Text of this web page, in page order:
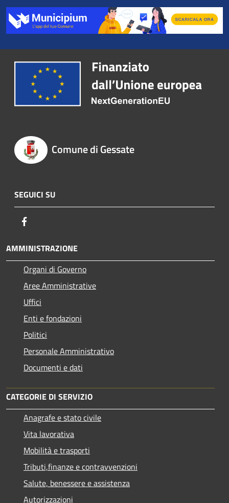
Comune di Gessate
SEGUICI SU
AMMINISTRAZIONE
Organi di Governo
Aree Amministrative
Uffici
Enti e fondazioni
Politici
Personale Amministrativo
Documenti e dati
CATEGORIE DI SERVIZIO
Anagrafe e stato civile
Vita lavorativa
Mobilità e trasporti
Tributi,finanze e contravvenzioni
Salute, benessere e assistenza
Autorizzazioni